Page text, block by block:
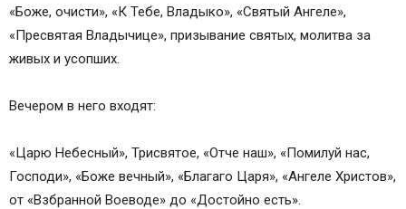
«Боже, очисти», «К Тебе, Владыко», «Святый Ангеле»,
«Пресвятая Владычице», призывание святых, молитва за
живых и усопших.
Вечером в него входят:
«Царю Небесный», Трисвятое, «Отче наш», «Помилуй нас,
Господи», «Боже вечный», «Благаго Царя», «Ангеле Христов»,
от «Взбранной Воеводе» до «Достойно есть».